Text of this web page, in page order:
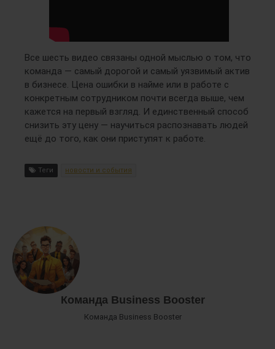
Все шесть видео связаны одной мыслью о том, что
команда — самый дорогой и самый уязвимый актив
в бизнесе. Цена ошибки в найме или в работе с
конкретным сотрудником почти всегда выше, чем
кажется на первый взгляд. И единственный способ
снизить эту цену — научиться распознавать людей
ещё до того, как они приступят к работе.
Теги новости и события
Команда Business Booster
Команда Business Booster